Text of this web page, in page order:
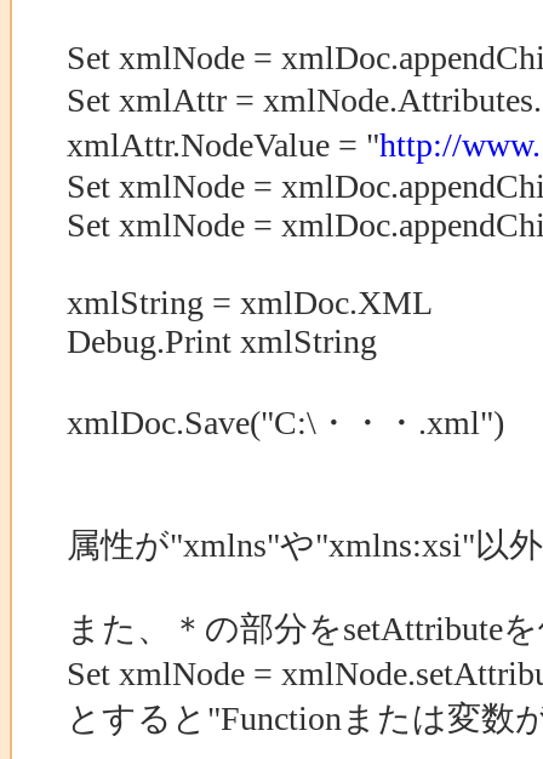
Set xmlNode =
Set xmlAttr =
xmlAttr.NodeValue = "http://www.
Set xmlNode =
Set xmlNode =
xmlString = xmlDoc.XML
Debug.Print xmlString
xmlDoc.Save("C:\・・・.xml")
属性が"xmlns"や"xmlns:xsi"以
また、＊の部分をsetAttribute
Set xmlNode =
とすると"Functionまたは変数